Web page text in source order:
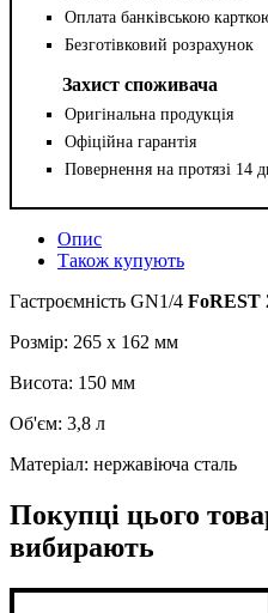
Оплата банківською
Безготівковий розрахунок
Захист споживача
Оригінальна продукція
Офіційна гарантія
Повернення на протязі 14
Опис
Також купують
Гастроємність GN1/4 FoREST
Розмір: 265 х 162 мм
Висота: 150 мм
Об'єм: 3,8 л
Матеріал: нержавіюча сталь
Покупці цього
вибирають